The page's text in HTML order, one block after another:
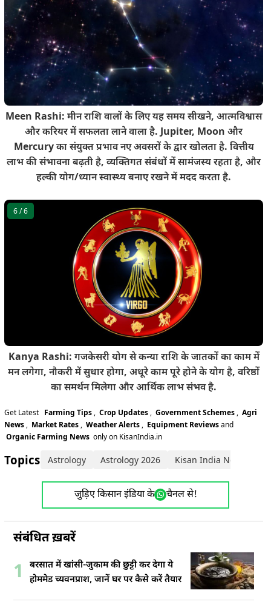
Meen Rashi: मीन राशि वालों के लिए यह समय सीखने, आत्मविश्वास
और करियर में सफलता लाने वाला है. Jupiter, Moon और
Mercury का संयुक्त प्रभाव नए अवसरों के द्वार खोलता है. वित्तीय
लाभ की संभावना बढ़ती है, व्यक्तिगत संबंधों में सामंजस्य रहता है, और
हल्की योग/ध्यान स्वास्थ्य बनाए रखने में मदद करता है.
6/ 6
Kanya Rashi: गजकेसरी योग से कन्या राशि के जातकों का काम में
मन लगेगा, नौकरी में सुधार होगा, अधूरे काम पूरे होने के योग है, वरिष्ठों
का समर्थन मिलेगा और आर्थिक लाभ संभव है.
Get Latest Farming Tips , Crop Updates , Government Schemes , Agri
News , Market Rates , Weather Alerts , Equipment Reviewsand
Organic Farming News only on KisanIndia.in
Topics: Astrology Astrology 2026 Kisan India News
जुड़िए किसान इंडिया के चैनल से!
संबंधित ख़बरें
1
बरसात में खांसी-जुकाम की छुट्टी कर देगा ये
होममेड च्यवनप्राश, जानें घर पर कैसे करें तैयार